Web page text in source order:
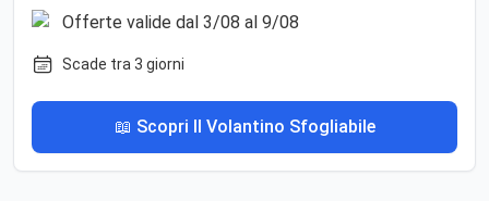
Scade tra 3 giorni
📖 Scopri Il Volantino Sfogliabile